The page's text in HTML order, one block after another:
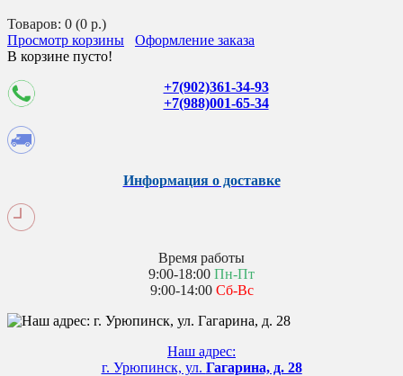
Товаров: 0 (0 р.)
Просмотр корзины
Оформление заказа
В корзине пусто!
+7(902)361-34-93
+7(988)001-65-34
Информация о доставке
Время работы
9:00-18:00 Пн-Пт
9:00-14:00 Сб-Вс
Наш адрес:
г. Урюпинск, ул. Гагарина, д. 28